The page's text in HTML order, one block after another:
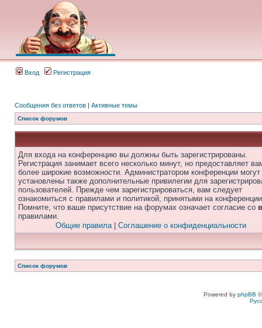
Вход Регистрация
Сообщения без ответов | Активные темы
Список форумов
Для входа на конференцию вы должны быть зарегистрированы.
Регистрация занимает всего несколько минут, но предоставляет
более широкие возможности. Администратором конференции
установлены также дополнительные привилегии для
пользователей. Прежде чем зарегистрироваться, вам следует
ознакомиться с правилами и политикой, принятыми на
Помните, что ваше присутствие на форумах означает согласие со
правилами.
Общие правила| Соглашение о конфиденциальности
Список форумов
Powered by phpBB